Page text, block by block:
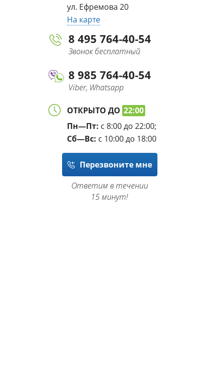
ул. Ефремова 20
На карте
8 495 764-40-54
Звонок бесплатный
8 985 764-40-54
Viber, Whatsapp
ОТКРЫТО ДО 22:00
Пн—Пт: с 8:00 до 22:00;
Сб—Вс: с 10:00 до 18:00
Перезвоните мне
Ответим в течении
15 минут!